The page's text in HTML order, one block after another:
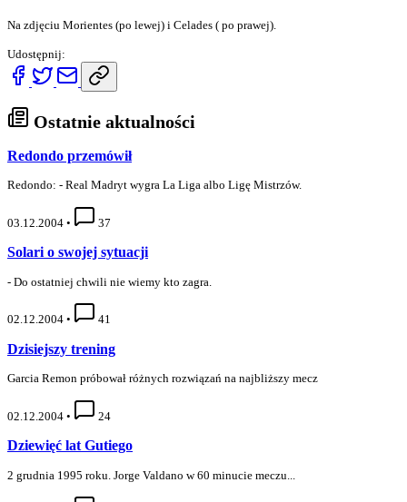
Na zdjęciu Morientes (po lewej) i Celades ( po prawej).
Udostępnij:
Ostatnie aktualności
Redondo przemówił
Redondo: - Real Madryt wygra La Liga albo Ligę Mistrzów.
03.12.2004 • 37
Solari o swojej sytuacji
- Do ostatniej chwili nie wiemy kto zagra.
02.12.2004 • 41
Dzisiejszy trening
Garcia Remon próbował różnych rozwiązań na najbliższy mecz
02.12.2004 • 24
Dziewięć lat Gutiego
2 grudnia 1995 roku. Jorge Valdano w 60 minucie meczu...